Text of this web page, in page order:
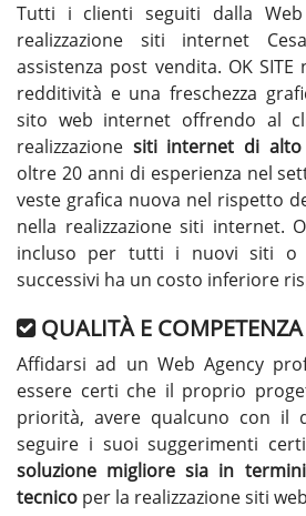
Tutti i clienti seguiti dalla Web
realizzazione siti internet
assistenza post vendita. OK
redditività e una freschezza
sito web internet offrendo al
realizzazione siti internet di alto
oltre 20 anni di esperienza nel
veste grafica nuova nel rispetto
nella realizzazione siti internet.
incluso per tutti i nuovi siti o
successivi ha un costo inferiore
QUALITÀ E COMPETENZA
Affidarsi ad un Web Agency
essere certi che il proprio
priorità, avere qualcuno con il
seguire i suoi suggerimenti
soluzione migliore sia in
tecnico per la realizzazione siti